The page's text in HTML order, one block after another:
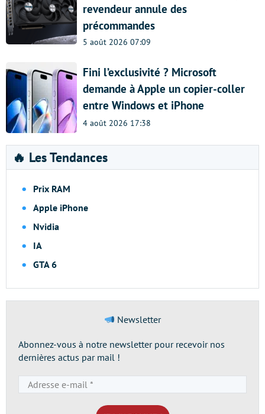
revendeur annule des
précommandes
5 août 2026 07:09
Fini l’exclusivité ? Microsoft
demande à Apple un copier-coller
entre Windows et iPhone
4 août 2026 17:38
🔥 Les Tendances
Prix RAM
Apple iPhone
Nvidia
IA
GTA 6
Newsletter
Abonnez-vous à notre newsletter pour recevoir nos
dernières actus par mail !
e-
mail